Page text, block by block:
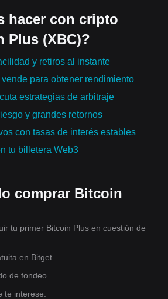
hacer con cripto
Plus (XBC)?
y retiros al instante
para obtener rendimiento
estrategias de arbitraje
y grandes retornos
con tasas de interés estables
tu billetera Web3
comprar Bitcoin
tu primer Bitcoin Plus en cuestión de
en Bitget.
de fondeo.
te interese.